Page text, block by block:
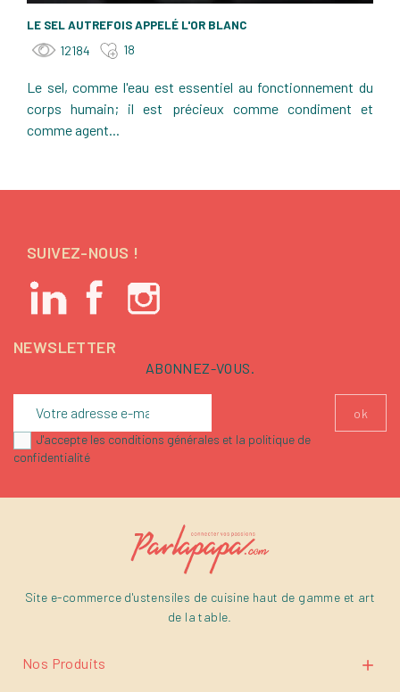
LE SEL AUTREFOIS APPELÉ L'OR BLANC
12184 18
Le sel, comme l'eau est essentiel au fonctionnement du
corps humain; il est précieux comme condiment et
comme agent...
SUIVEZ-NOUS !
NEWSLETTER
ABONNEZ-VOUS.
J'accepte les conditions générales et la politique de
confidentialité
Site e-commerce d'ustensiles de cuisine haut de gamme et art
de la table.
Nos Produits 